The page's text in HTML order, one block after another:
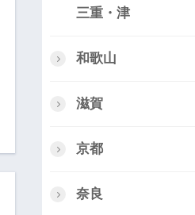
三重・津
和歌山
滋賀
京都
奈良